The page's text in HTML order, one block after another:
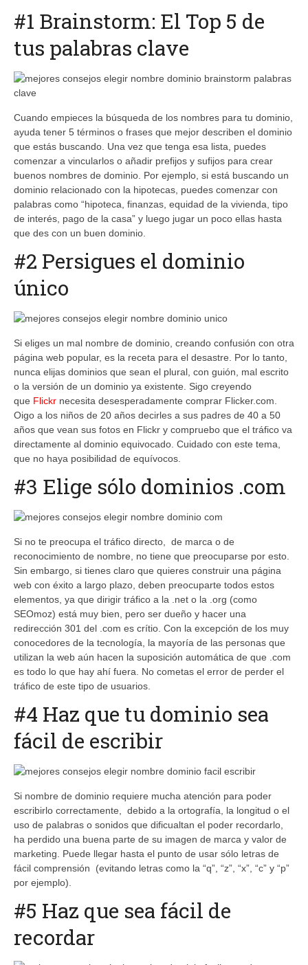
#1 Brainstorm: El Top 5 de
tus palabras clave
Cuando empieces la búsqueda de los nombres para tu dominio,
ayuda tener 5 términos o frases que mejor describen el dominio
que estás buscando. Una vez que tenga esa lista, puedes
comenzar a vincularlos o añadir prefijos y sufijos para crear
buenos nombres de dominio. Por ejemplo, si está buscando un
dominio relacionado con la hipotecas, puedes comenzar con
palabras como “hipoteca, finanzas, equidad de la vivienda, tipo
de interés, pago de la casa” y luego jugar un poco ellas hasta
que des con un buen dominio.
#2 Persigues el dominio
único
Si eliges un mal nombre de dominio, creando confusión con otra
página web popular, es la receta para el desastre. Por lo tanto,
nunca elijas dominios que sean el plural, con guión, mal escrito
o la versión de un dominio ya existente. Sigo creyendo
que Flickr necesita desesperadamente comprar Flicker.com.
Oigo a los niños de 20 años decirles a sus padres de 40 a 50
años que vean sus fotos en Flickr y compruebo que el tráfico va
directamente al dominio equivocado. Cuidado con este tema,
que no haya posibilidad de equívocos.
#3 Elige sólo dominios .com
Si no te preocupa el tráfico directo​, de marca o de
reconocimiento de nombre, no tiene que preocuparse por esto.
Sin embargo, si tienes claro que quieres construir una página
web con éxito a largo plazo, deben preocuparte todos estos
elementos, ya que dirigir tráfico a la .net o la .org (como
SEOmoz) está muy bien, pero ser dueño y hacer una
redirección 301 del .com es crítio. Con la excepción de los muy
conocedores de la tecnología, la mayoría de las personas que
utilizan la web aún hacen la suposición automática de que .com
es todo lo que hay ahí fuera. No cometas el error de perder el
tráfico de este tipo de usuarios.
#4 Haz que tu dominio sea
fácil de escribir
Si nombre de dominio requiere mucha atención para poder
escribirlo correctamente, debido a la ortografía, la longitud o el
uso de palabras o sonidos que dificualtan el poder recordarlo,
ha perdido una buena parte de su imagen de marca y valor de
marketing. Puede llegar hasta el punto de usar sólo letras de
fácil comprensión (evitando letras como la “q”, “z”, “x”, “c” y “p”
por ejemplo).
#5 Haz que sea fácil de
recordar